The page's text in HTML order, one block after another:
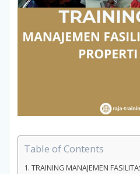
Table of Contents
TRAINING MANAJEMEN